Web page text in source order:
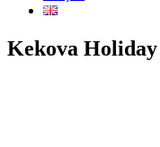
Kekova